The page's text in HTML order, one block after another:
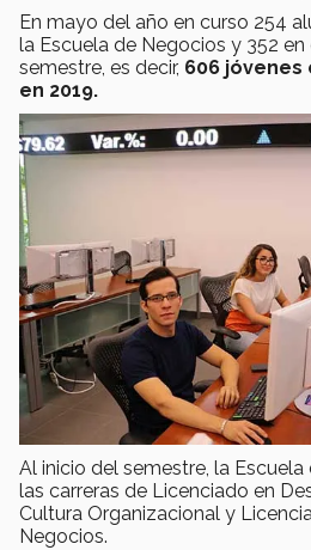
En mayo del año en curso 254
la Escuela de Negocios y 352
semestre, es decir, 606 jóvenes
en 2019.
Al inicio del semestre, la
las carreras de Licenciado en
Cultura Organizacional y
Negocios.